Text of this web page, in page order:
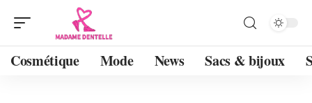
Cosmétique Mode News Sacs & bijoux